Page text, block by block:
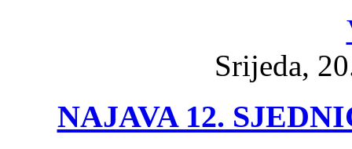
Srijeda,
NAJAVA 12.